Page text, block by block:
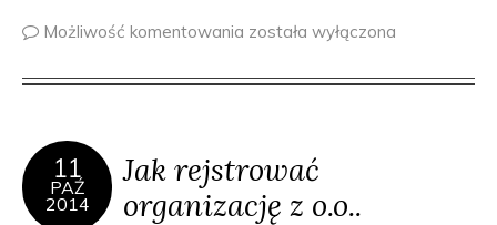
Możliwość komentowania została wyłączona
11
PAŹ
2014
Jak rejstrować
organizację z o.o..